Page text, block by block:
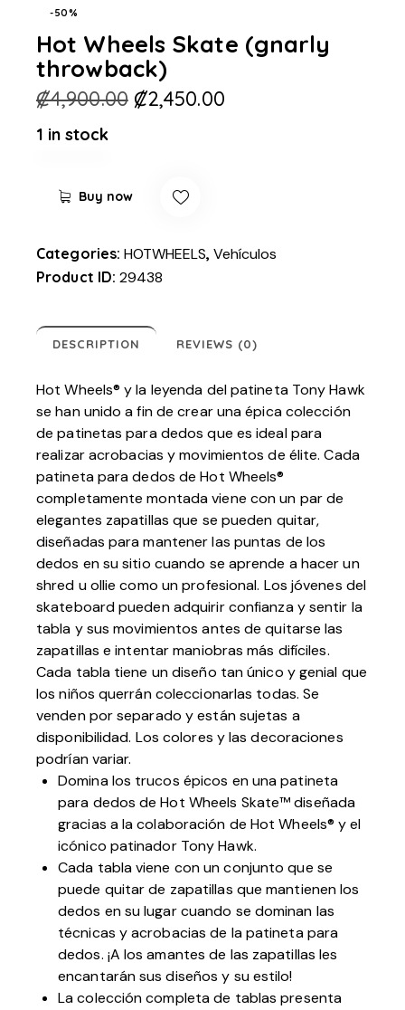
-50%
Hot Wheels Skate (gnarly
throwback)
₡4,900.00 ₡2,450.00
1 in stock
Buy now
Categories:HOTWHEELS,Vehículos
Product ID:29438
DESCRIPTION REVIEWS (0)
Hot Wheels® y la leyenda del patineta Tony Hawk
se han unido a fin de crear una épica colección
de patinetas para dedos que es ideal para
realizar acrobacias y movimientos de élite. Cada
patineta para dedos de Hot Wheels®
completamente montada viene con un par de
elegantes zapatillas que se pueden quitar,
diseñadas para mantener las puntas de los
dedos en su sitio cuando se aprende a hacer un
shred u ollie como un profesional. Los jóvenes del
skateboard pueden adquirir confianza y sentir la
tabla y sus movimientos antes de quitarse las
zapatillas e intentar maniobras más difíciles.
Cada tabla tiene un diseño tan único y genial que
los niños querrán coleccionarlas todas. Se
venden por separado y están sujetas a
disponibilidad. Los colores y las decoraciones
podrían variar.
Domina los trucos épicos en una patineta
para dedos de Hot Wheels Skate™ diseñada
gracias a la colaboración de Hot Wheels® y el
icónico patinador Tony Hawk.
Cada tabla viene con un conjunto que se
puede quitar de zapatillas que mantienen los
dedos en su lugar cuando se dominan las
técnicas y acrobacias de la patineta para
dedos. ¡A los amantes de las zapatillas les
encantarán sus diseños y su estilo!
La colección completa de tablas presenta